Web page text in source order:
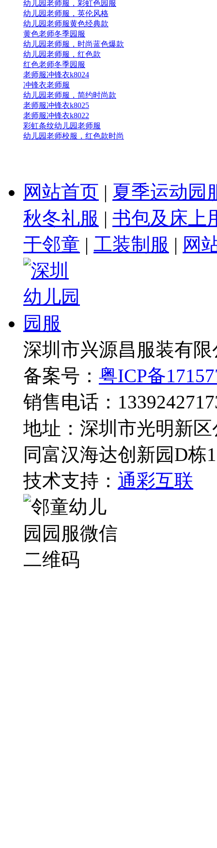
幼儿园老师服，彩虹色园服
幼儿园老师服，英伦风格
幼儿园老师服黄色经典款
黄色老师冬季园服
幼儿园老师服，时尚蓝色爆款
幼儿园老师服，红色款
红色老师冬季园服
老师服冲锋衣k8024
冲锋衣老师服
幼儿园老师服，简约时尚款
老师服冲锋衣k8025
老师服冲锋衣k8022
彩虹条纹幼儿园老师服
幼儿园老师校服，红色款时尚
网站首页 | 夏季运动园
秋冬礼服 | 书包及床上
于邻童 | 工装制服 | 网
深圳市兴源昌服装有
备案号： 粤ICP备
销售电话：
地址：深圳市光明新
同富汉海达创新园D栋
技术支持： 通彩互联